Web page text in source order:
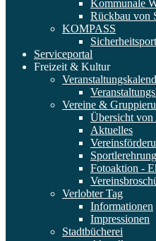
Kommunale
Rückbau von
KOMPASS
Serviceportal
Freizeit & Kultur
Vereine &
Übersicht von
Aktuelles
Sportlerehrung
Fotoaktion -
Verlobter Tag
Informationen
Impressionen
Stadtbücherei